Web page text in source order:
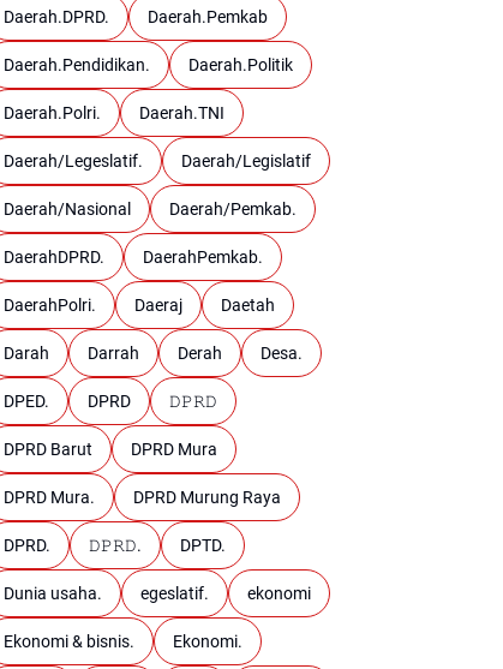
Daerah.DPRD. Daerah.Pemkab
Daerah.Pendidikan. Daerah.Politik
Daerah.Polri. Daerah.TNI
Daerah/Legeslatif. Daerah/Legislatif
Daerah/Nasional Daerah/Pemkab.
DaerahDPRD. DaerahPemkab.
DaerahPolri. Daeraj Daetah
Darah Darrah Derah Desa.
DPED. DPRD 𝙳𝙿𝚁𝙳
DPRD Barut DPRD Mura
DPRD Mura. DPRD Murung Raya
DPRD. 𝙳𝙿𝚁𝙳. DPTD.
Dunia usaha. egeslatif. ekonomi
Ekonomi & bisnis. Ekonomi.